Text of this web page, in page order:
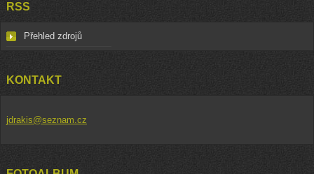
RSS
Přehled zdrojů
KONTAKT
jdrakis@seznam.cz